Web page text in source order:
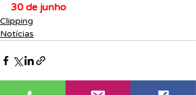
30 de junho
Clipping
Notícias